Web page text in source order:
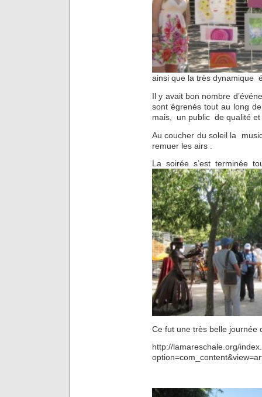
ainsi que la très dynamique
Il y avait bon nombre
sont égrenés tout au long
mais, un public de qualité et
Au coucher du soleil la
remuer les airs .
La soirée s’est terminée
Ce fut une très belle journée
http://lamareschale.org/